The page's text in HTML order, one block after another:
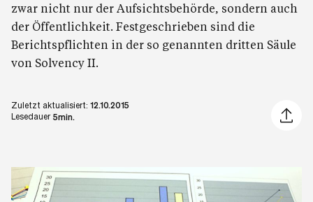
zwar nicht nur der Aufsichtsbehörde, sondern auch
der Öffentlichkeit. Festgeschrieben sind die
Berichtspflichten in der so genannten dritten Säule
von Solvency II.
Zuletzt aktualisiert: 12.10.2015
Lesedauer 5min.
Artikel